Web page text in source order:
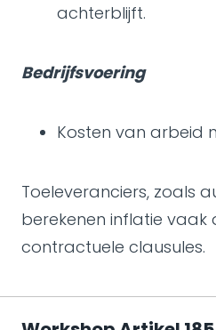
achterblijft.
Bedrijfsvoering
Kosten van arbeid
Toeleveranciers, zoals
berekenen inflatie vaak
contractuele clausules.